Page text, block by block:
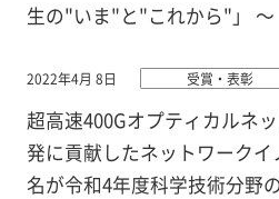
生の"いま"と"これから"」 ～
2022年4月 8日 受賞・表彰
超高速400Gオプティカルネ
発に貢献したネットワーク
名が令和4年度科学技術分野